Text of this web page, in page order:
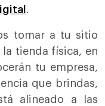
.
tomar a tu sitio
tienda física, en
tu empresa,
que brindas,
alineado a las